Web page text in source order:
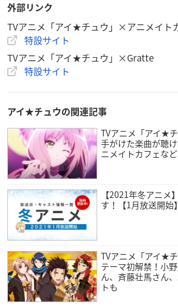
アニメイトのグラッテ5店舗
渋谷・吉祥寺パルコ・仙台・大阪日本橋
■開催店舗：2021/3/3～3/29
アニメ化を記念してコラボ開催決定！
アニメイトカフェ限定描き起こしミニ
開！
抽選予約の受付開始等の詳細は続報をお
nime #アイチュウpic.twitter.com/
— アニメイトカフェ総合
2020
【アニメ「アイ★チュウ」×#グラッテ
アニメ化を記念して2021年4月8日(木)
期間アニメイトのグラッテ5店舗
外部リンク
TVアニメ「アイ★チュウ」×アニメイト
特設サイト
TVアニメ「アイ★チュウ」×Gratte
特設サイト
アイ★チュウの関連記事
TVアニメ「アイ★
手がけた楽曲が聴
ニメイトカフェな
【2021年冬アニメ
す！【1月放送開始】
TVアニメ「アイ★
テーマ初解禁！小
ん、斉藤壮馬さん
トも